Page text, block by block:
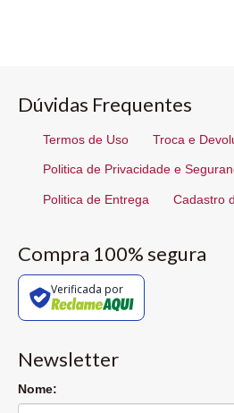
Dúvidas Frequentes
Termos de Uso Troca e
Politica de Privacidade e
Politica de Entrega Cadastro
Compra 100% segura
Verificada por
Newsletter
Nome: